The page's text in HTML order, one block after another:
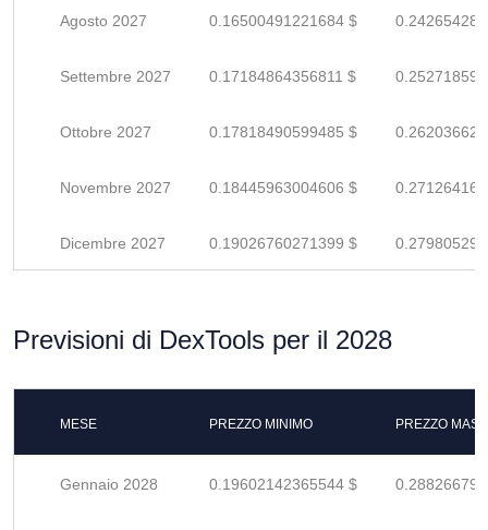
Agosto 2027 0.16500491221684 $
Settembre 2027 0.17184864356811 $
Ottobre 2027 0.17818490599485 $
Novembre 2027 0.18445963004606 $
Dicembre 2027 0.19026760271399 $
Previsioni di DexTools per il 2028
MESE PREZZO MINIMO PREZZO
Gennaio 2028 0.19602142365544 $